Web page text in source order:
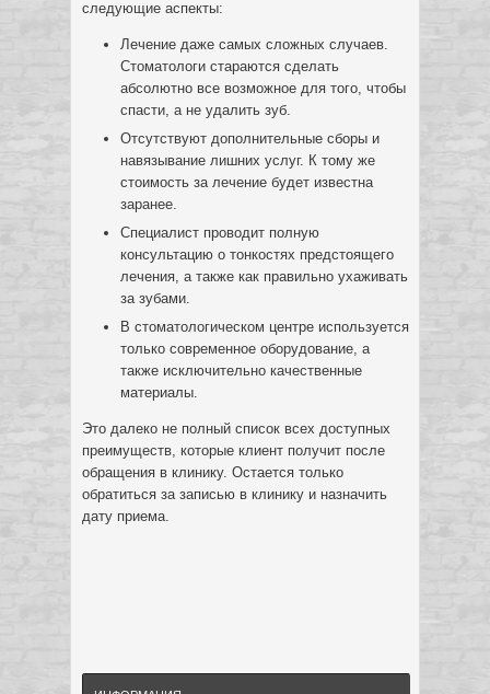
следующие аспекты:
Лечение даже самых сложных случаев.
Стоматологи стараются сделать
абсолютно все возможное для того, чтобы
спасти, а не удалить зуб.
Отсутствуют дополнительные сборы и
навязывание лишних услуг. К тому же
стоимость за лечение будет известна
заранее.
Специалист проводит полную
консультацию о тонкостях предстоящего
лечения, а также как правильно ухаживать
за зубами.
В стоматологическом центре используется
только современное оборудование, а
также исключительно качественные
материалы.
Это далеко не полный список всех доступных
преимуществ, которые клиент получит после
обращения в клинику. Остается только
обратиться за записью в клинику и назначить
дату приема.